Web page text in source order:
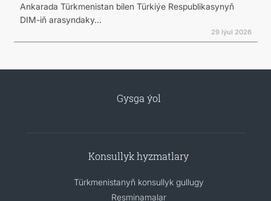
Ankarada Türkmenistan bilen Türkiýe Respublikasynyň
DIM-iň arasyndaky...
29 Iýul 2026
Gysga ýol
Konsullyk hyzmatlary
Türkmenistanyň konsullyk gullugy
Resminamalar